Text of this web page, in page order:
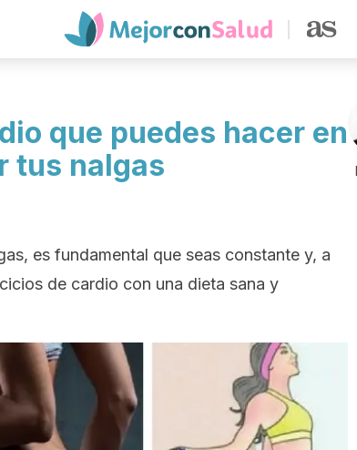
que puedes hacer en
tus nalgas
es fundamental que seas constante y, a
de cardio con una dieta sana y